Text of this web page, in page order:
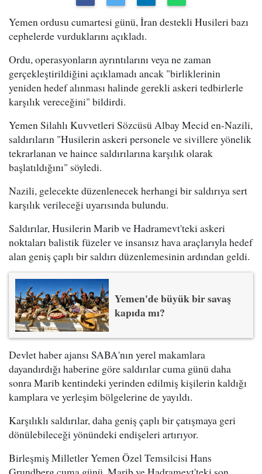
Yemen ordusu cumartesi günü, İran destekli Husileri bazı
cephelerde vurduklarını açıkladı.
Ordu, operasyonların ayrıntılarını veya ne zaman
gerçekleştirildiğini açıklamadı ancak "birliklerinin
yeniden hedef alınması halinde gerekli askeri tedbirlerle
karşılık vereceğini" bildirdi.
Yemen Silahlı Kuvvetleri Sözcüsü Albay Mecid en-Nazili,
saldırıların "Husilerin askeri personele ve sivillere yönelik
tekrarlanan ve haince saldırılarına karşılık olarak
başlatıldığını" söyledi.
Nazili, gelecekte düzenlenecek herhangi bir saldırıya sert
karşılık verileceği uyarısında bulundu.
Saldırılar, Husilerin Marib ve Hadramevt'teki askeri
noktaları balistik füzeler ve insansız hava araçlarıyla hedef
alan geniş çaplı bir saldırı düzenlemesinin ardından geldi.
Yemen'de büyük bir savaş
kapıda mı?
Devlet haber ajansı SABA'nın yerel makamlara
dayandırdığı haberine göre saldırılar cuma günü daha
sonra Marib kentindeki yerinden edilmiş kişilerin kaldığı
kamplara ve yerleşim bölgelerine de yayıldı.
Karşılıklı saldırılar, daha geniş çaplı bir çatışmaya geri
dönülebileceği yönündeki endişeleri artırıyor.
Birleşmiş Milletler Yemen Özel Temsilcisi Hans